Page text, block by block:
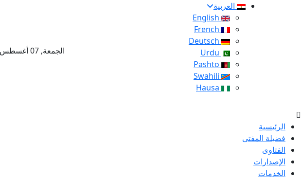
العربية
الجمعة, 07 أغسطس 2026 – 24 صفر 1448 هـ
الرئيسية
فضيلة المفتى
الفتاوى
الإصدارات
الخدمات